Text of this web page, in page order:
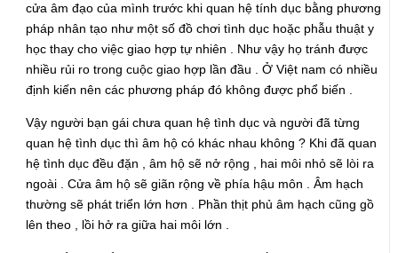
cửa âm đạo của mình trước khi quan hệ tính dục bằng phương
pháp nhân tạo như một số đồ chơi tình dục hoặc phẫu thuật y
học thay cho việc giao hợp tự nhiên . Như vậy họ tránh được
nhiều rủi ro trong cuộc giao hợp lần đầu . Ở Việt nam có nhiều
định kiến nên các phương pháp đó không được phổ biến .
Vậy người bạn gái chưa quan hệ tình dục và người đã từng
quan hệ tình dục thì âm hộ có khác nhau không ? Khi đã quan
hệ tình dục đều đặn , âm hộ sẽ nở rộng , hai môi nhỏ sẽ lòi ra
ngoài . Cửa âm hộ sẽ giãn rộng về phía hậu môn . Âm hạch
thường sẽ phát triển lớn hơn . Phần thịt phủ âm hạch cũng gồ
lên theo , lồi hở ra giữa hai môi lớn .